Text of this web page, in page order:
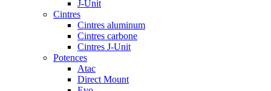
J-Unit
Cintres
Cintres aluminum
Cintres carbone
Cintres J-Unit
Potences
Atac
Direct Mount